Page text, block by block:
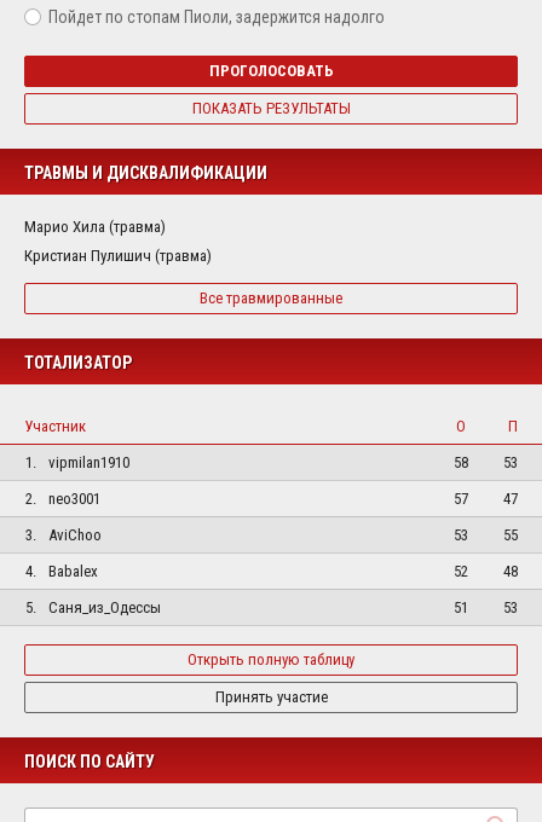
Пойдет по стопам Пиоли, задержится надолго
ПРОГОЛОСОВАТЬ
ПОКАЗАТЬ РЕЗУЛЬТАТЫ
ТРАВМЫ И ДИСКВАЛИФИКАЦИИ
Марио Хила (травма)
Кристиан Пулишич (травма)
Все травмированные
ТОТАЛИЗАТОР
Участник О
П
1.
vipmilan1910 58
53
2.
neo3001 57
47
3.
AviChoo 53
55
4.
Babalex 52
48
5.
Саня_из_Одессы 51 53
Открыть полную таблицу
Принять участие
ПОИСК ПО САЙТУ